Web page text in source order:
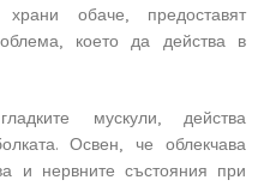
обаче, предоставят
което да действа в
мускули, действа
Освен, че облекчава
и нервните състояния при